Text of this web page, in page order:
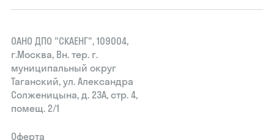
ОАНО ДПО "СКАЕНГ", 109004,
г.Москва, Вн. тер. г.
муниципальный округ
Таганский, ул. Александра
Солженицына, д. 23А, стр. 4,
помещ. 2/1
Оферта